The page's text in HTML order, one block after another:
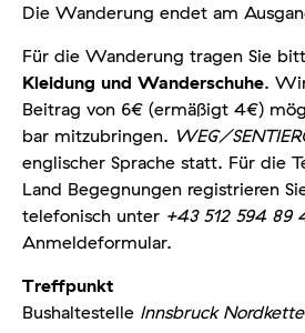
Die Wanderung endet am
Für die Wanderung tragen Sie
Kleidung und Wanderschuhe.
Beitrag von 6€ (ermäßigt 4€)
bar mitzubringen. WEG/
englischer Sprache statt. Für die
Land Begegnungen registrieren
telefonisch unter +43 512 594 89
Anmeldeformular.
Treffpunkt
Bushaltestelle Innsbruck Nordkette